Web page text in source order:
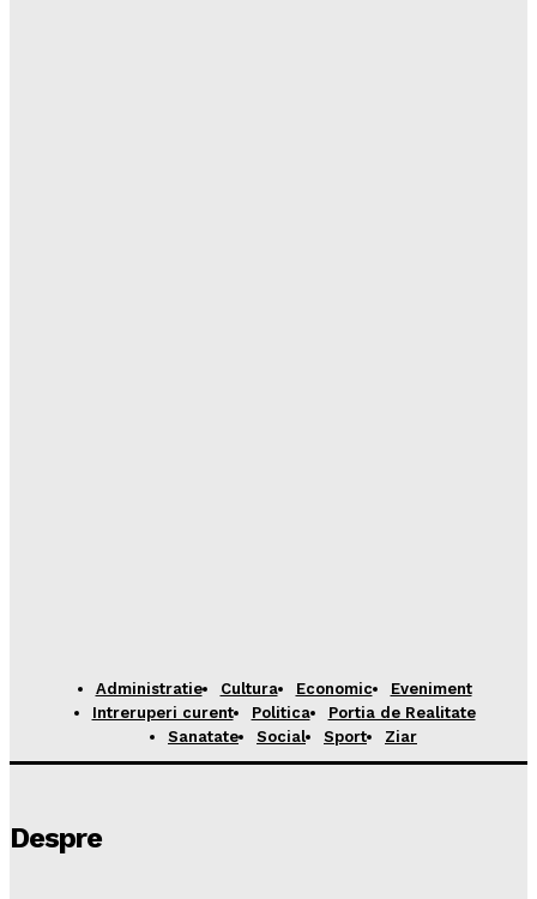
Administratie Cultura Economic
Eveniment
Intreruperi curent
Politica
Portia de Realitate
Sanatate
Social Sport Ziar
Despre